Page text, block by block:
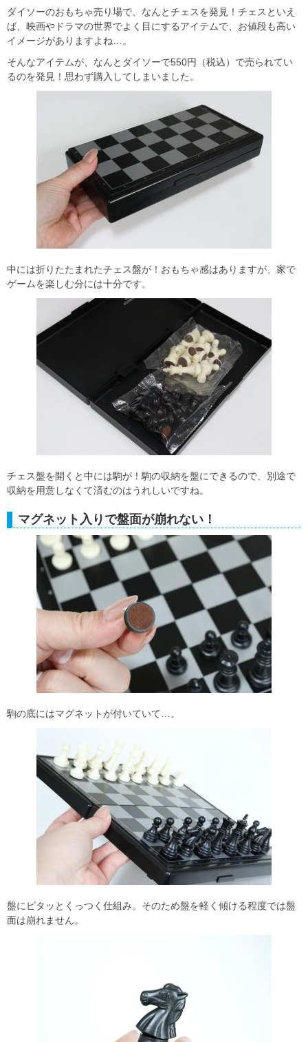
ダイソーのおもちゃ売り場で、なんとチェスを発見！チェスといえ
ば、映画やドラマの世界でよく目にするアイテムで、お値段も高い
イメージがありますよね…。
そんなアイテムが、なんとダイソーで550円（税込）で売られてい
るのを発見！思わず購入してしまいました。
中には折りたたまれたチェス盤が！おもちゃ感はありますが、家で
ゲームを楽しむ分には十分です。
チェス盤を開くと中には駒が！駒の収納を盤にできるので、別途で
収納を用意しなくて済むのはうれしいですね。
マグネット入りで盤面が崩れない！
駒の底にはマグネットが付いていて…。
盤にピタッとくっつく仕組み。そのため盤を軽く傾ける程度では盤
面は崩れません。